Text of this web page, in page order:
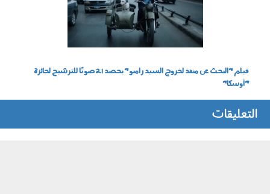
فيلم "البحث عن منفذ لخروج السيد رامبو" يحصد 21 صوتًا للترشيح لجائزة
"أوسكا"
التعليقات